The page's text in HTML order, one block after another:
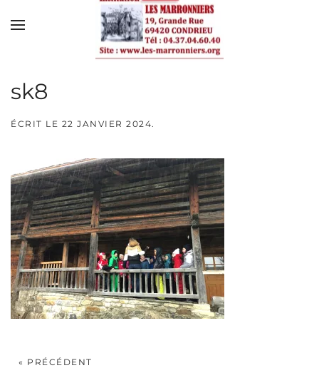
Skip to main content
sk8
ÉCRIT LE 22 JANVIER 2024.
« PRÉCÉDENT